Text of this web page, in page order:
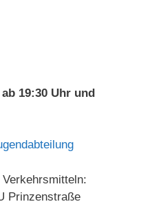
19:30 Uhr und
Prinzenstraße